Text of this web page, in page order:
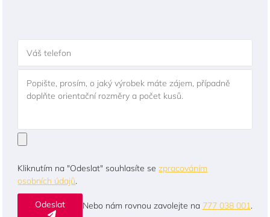
Váš telefon
Popište, prosím, o jaký výrobek máte zájem, případně
doplňte orientační rozměry a počet kusů.
Kliknutím na "Odeslat" souhlasíte sezpracováním
osobních údajů.
Nebo nám rovnou zavolejte na 777 038 001.